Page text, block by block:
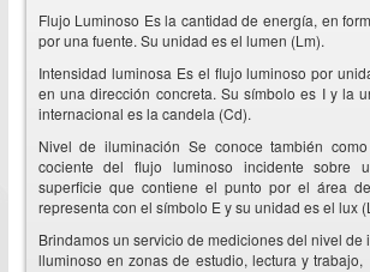
Flujo Luminoso Es la cantidad de energía, en
por una fuente. Su unidad es el lumen (Lm).
Intensidad luminosa Es el flujo luminoso por
en una dirección concreta. Su símbolo es I y la
internacional es la candela (Cd).
Nivel de iluminación Se conoce también
cociente del flujo luminoso incidente sobre
superficie que contiene el punto por el área
representa con el símbolo E y su unidad es el lux
Brindamos un servicio de mediciones del nivel de
lluminoso en zonas de estudio, lectura y